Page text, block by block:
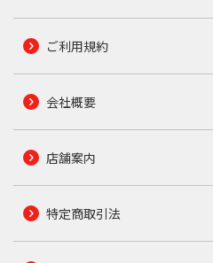
ご利用規約
会社概要
店舗案内
特定商取引法